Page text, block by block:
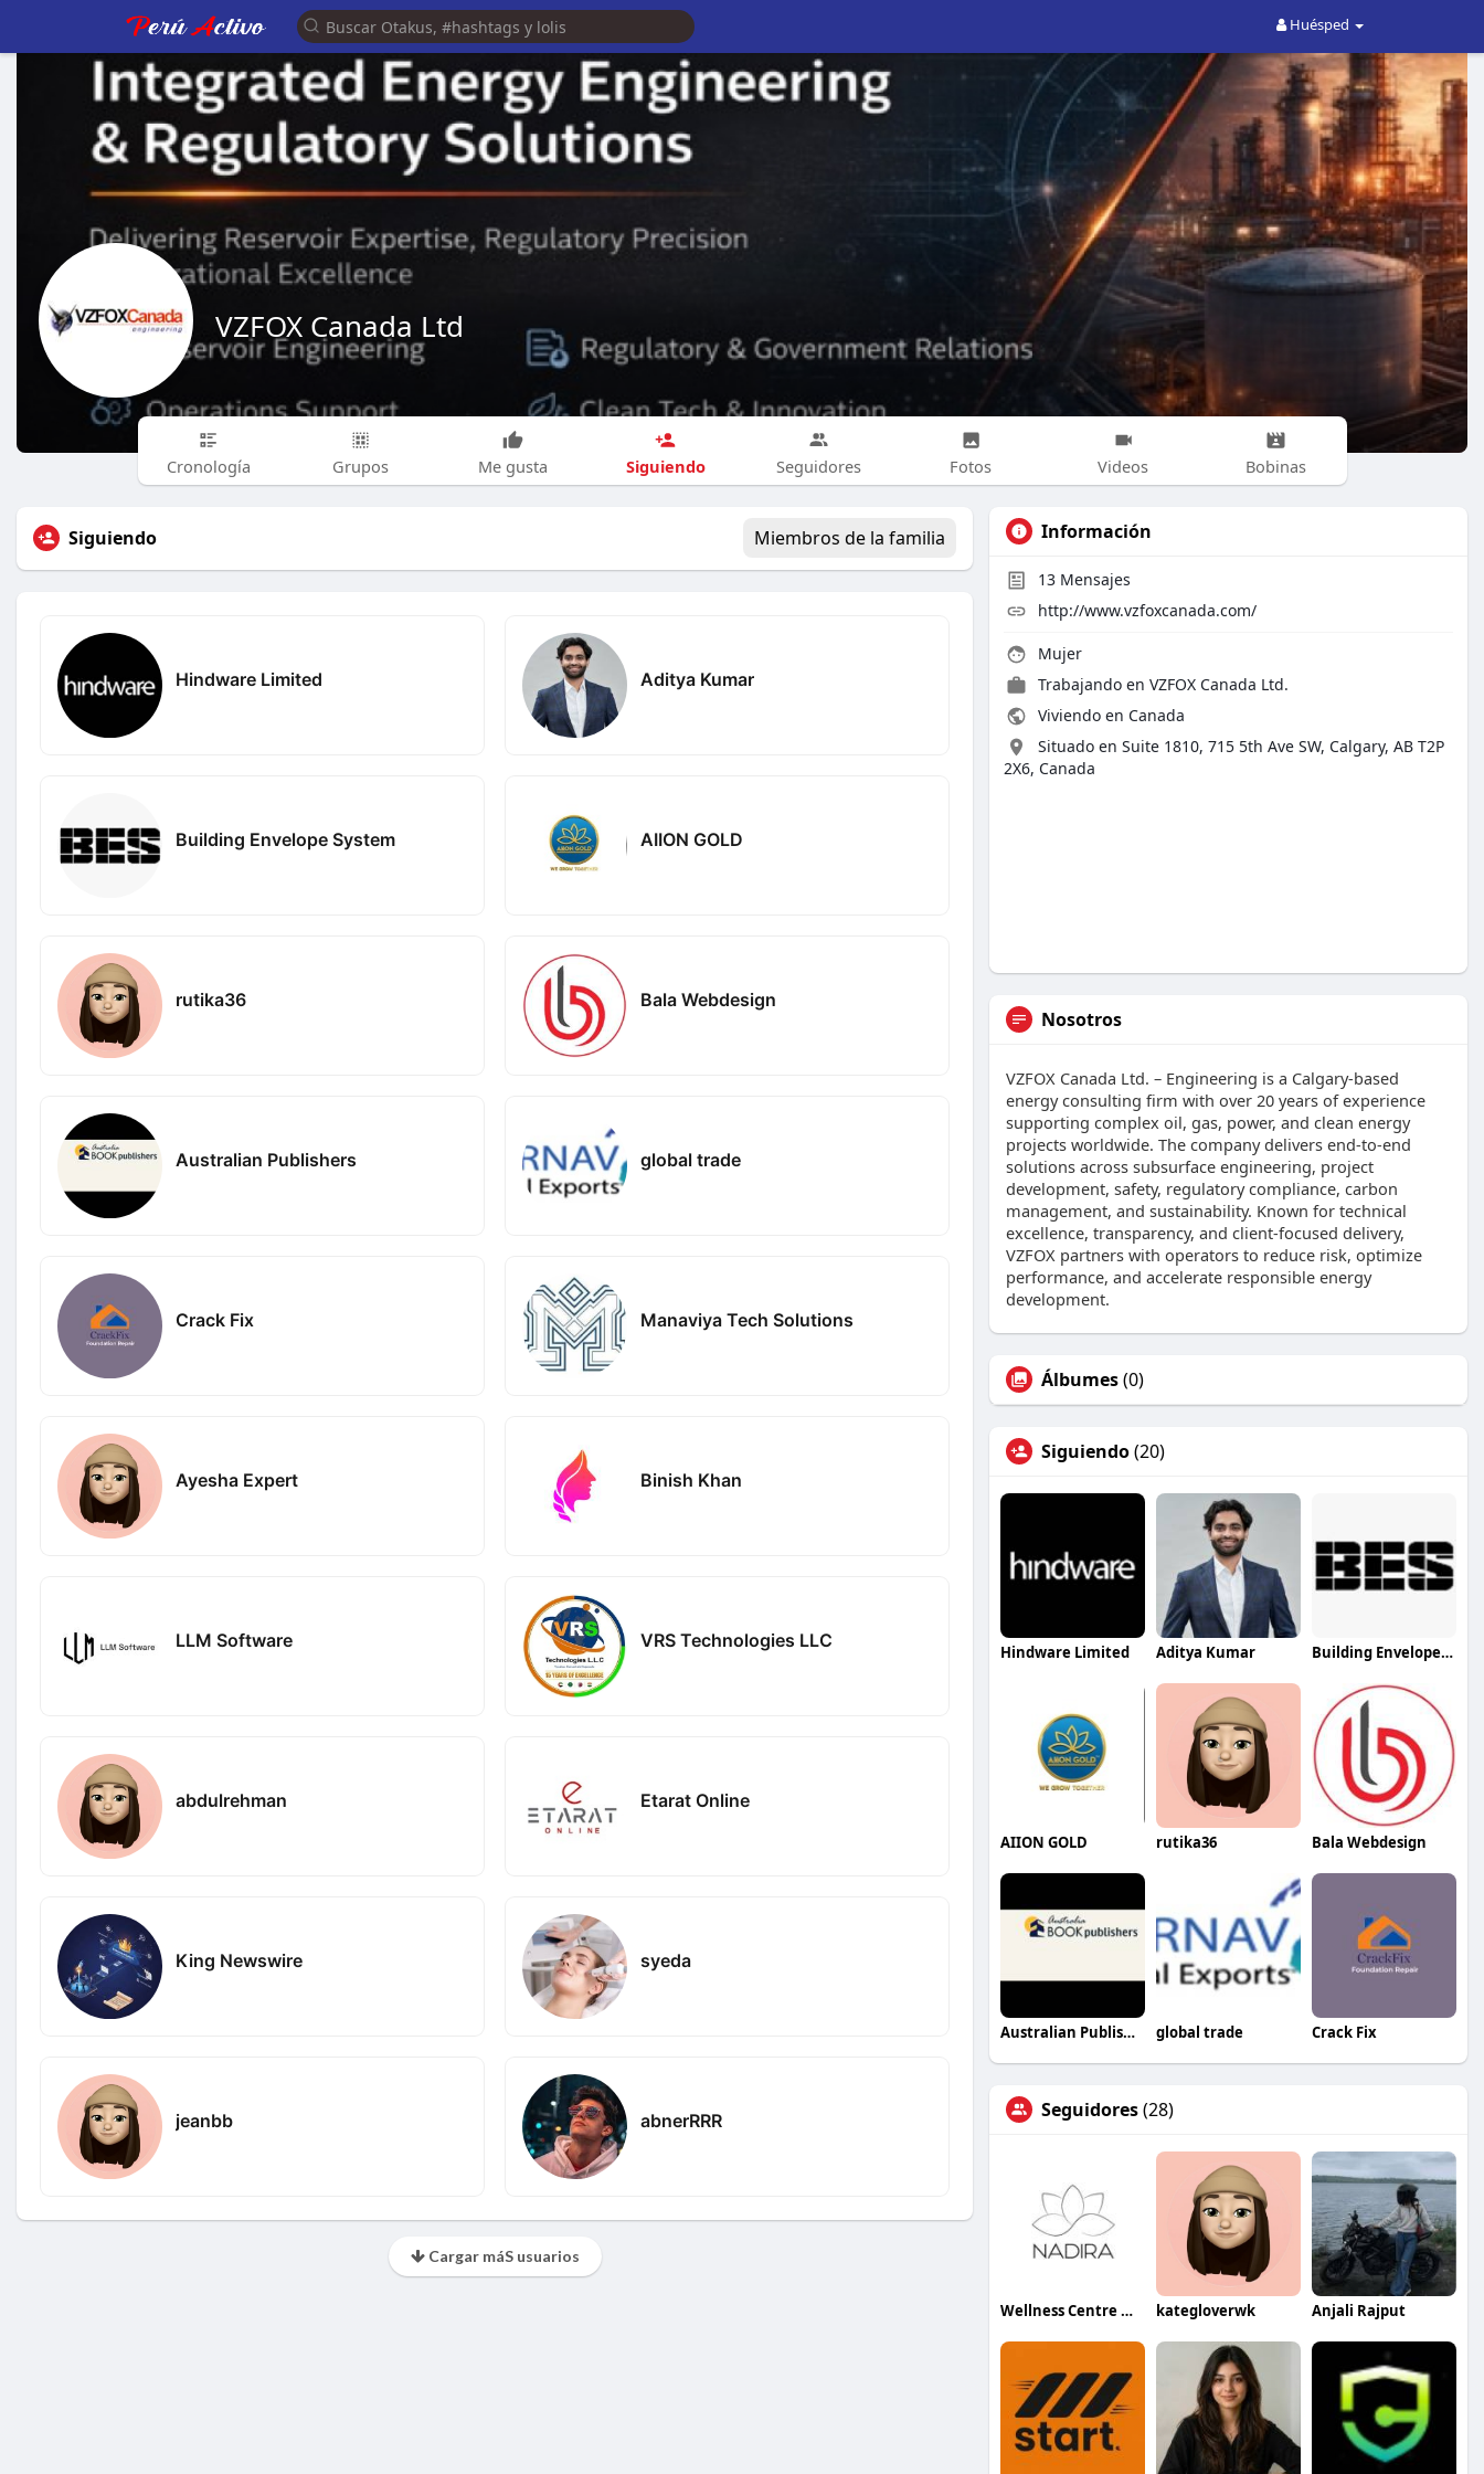
Huésped
VZFOX Canada Ltd
Cronología Grupos Me gusta Siguiendo Seguidores Fotos Videos Bobinas
Siguiendo Miembros de la familia
Hindware Limited Aditya Kumar
Building Envelope System AIION GOLD
rutika36 Bala Webdesign
Australian Publishers global trade
Crack Fix Manaviya Tech Solutions
Ayesha Expert Binish Khan
LLM Software VRS Technologies LLC
abdulrehman Etarat Online
King Newswire syeda
jeanbb abnerRRR
Cargar máS usuarios
Información
13 Mensajes
http://www.vzfoxcanada.com/
Mujer
Trabajando en VZFOX Canada Ltd.
Viviendo en Canada
Situado en Suite 1810, 715 5th Ave SW, Calgary, AB T2P
2X6, Canada
Nosotros
VZFOX Canada Ltd. – Engineering is a Calgary-based
energy consulting firm with over 20 years of experience
supporting complex oil, gas, power, and clean energy
projects worldwide. The company delivers end-to-end
solutions across subsurface engineering, project
development, safety, regulatory compliance, carbon
management, and sustainability. Known for technical
excellence, transparency, and client-focused delivery,
VZFOX partners with operators to reduce risk, optimize
performance, and accelerate responsible energy
development.
Álbumes(0)
Siguiendo(20)
Hindware Limited Aditya Kumar Building Envelope System
AIION GOLD rutika36 Bala Webdesign
Australian Publishers global trade Crack Fix
Seguidores(28)
Wellness Centre Nadira kategloverwk Anjali Rajput